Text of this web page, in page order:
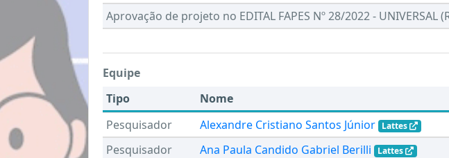
Aprovação de projeto no EDITAL FAPES Nº 28/2022 - UNIVERSAL
Equipe
Tipo
Nome
Pesquisador
Alexandre Cristiano Santos Júnior Lattes
Pesquisador
Ana Paula Candido Gabriel Berilli Lattes